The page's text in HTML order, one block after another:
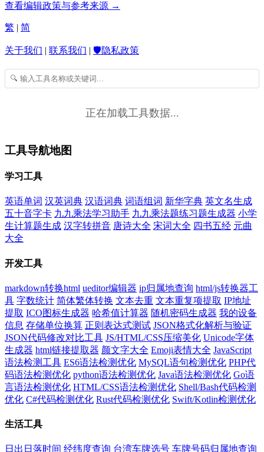
查看编辑政策与参考来源 →
繁 | 简
关于我们 | 联系我们 | 🛡️隐私政策
正在加载工具数据...
工具导航地图
学习工具
英语单词 汉英词典 汉语词典 词语组词 新华字典 英文名生成
五十音字卡 九九乘法学习助手 九九乘法题练习题生成器 小学
生计算题生成 汉字转拼音 唐诗大全 宋词大全 四书五经 元曲
大全
开发工具
markdown转换html ueditor编辑器 ip归属地查询 html/js转换器工
具 字数统计 简体繁体转换 文本去重 文本重复项提取 IP地址
提取 ICO图标生成器 哈希值计算器 随机密码生成器 我的设备
信息 存储单位换算 正则表达式测试 JSON格式化解析与验证
JSON代码修改对比工具 JS/HTML/CSS压缩美化 Unicode字体
生成器 html链接提取器 颜文字大全 Emoji表情大全 JavaScript
语法检测工具 ES6语法检测优化 MySQL语句检测优化 PHP代
码语法检测优化 python语法检测优化 Java语法检测优化 Go语
言语法检测优化 HTML/CSS语法检测优化 Shell/Bash代码检测
优化 C#代码检测优化 Rust代码检测优化 Swift/Kotlin检测优化
生活工具
日出日落时间 经纬度查询 台湾车牌选号 车牌号码归属地查询